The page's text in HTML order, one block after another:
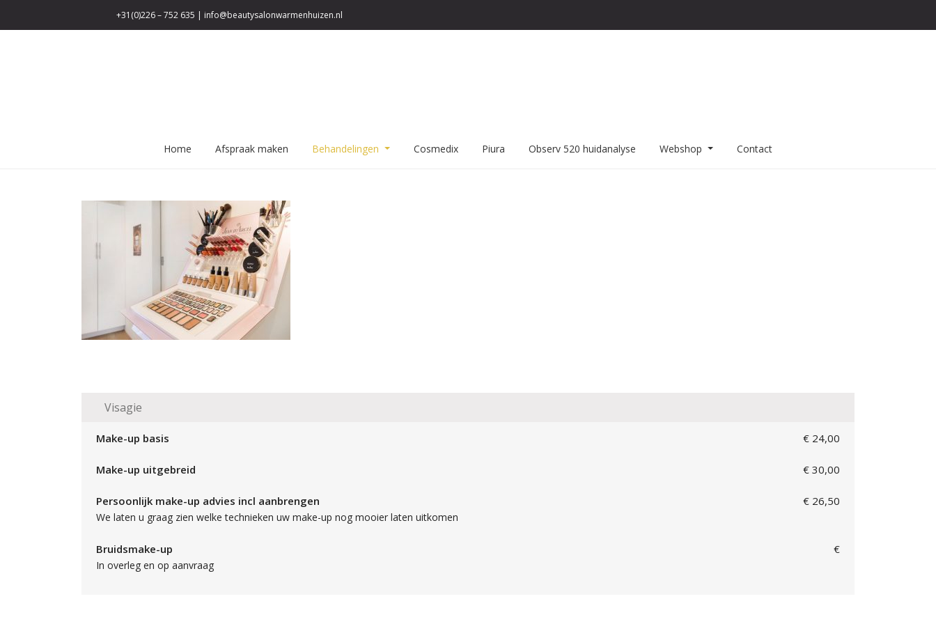
+31(0)226 – 752 635 | info@beautysalonwarmenhuizen.nl
Home Afspraak maken Behandelingen Cosmedix Piura Observ 520 huidanalyse Webshop Contact
Visagie
Make-up basis € 24,00
Make-up uitgebreid € 30,00
Persoonlijk make-up advies incl aanbrengen
We laten u graag zien welke technieken uw make-up nog mooier laten uitkomen
€ 26,50
Bruidsmake-up
In overleg en op aanvraag
€